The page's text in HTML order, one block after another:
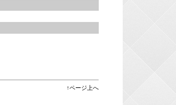
↑ページ上へ